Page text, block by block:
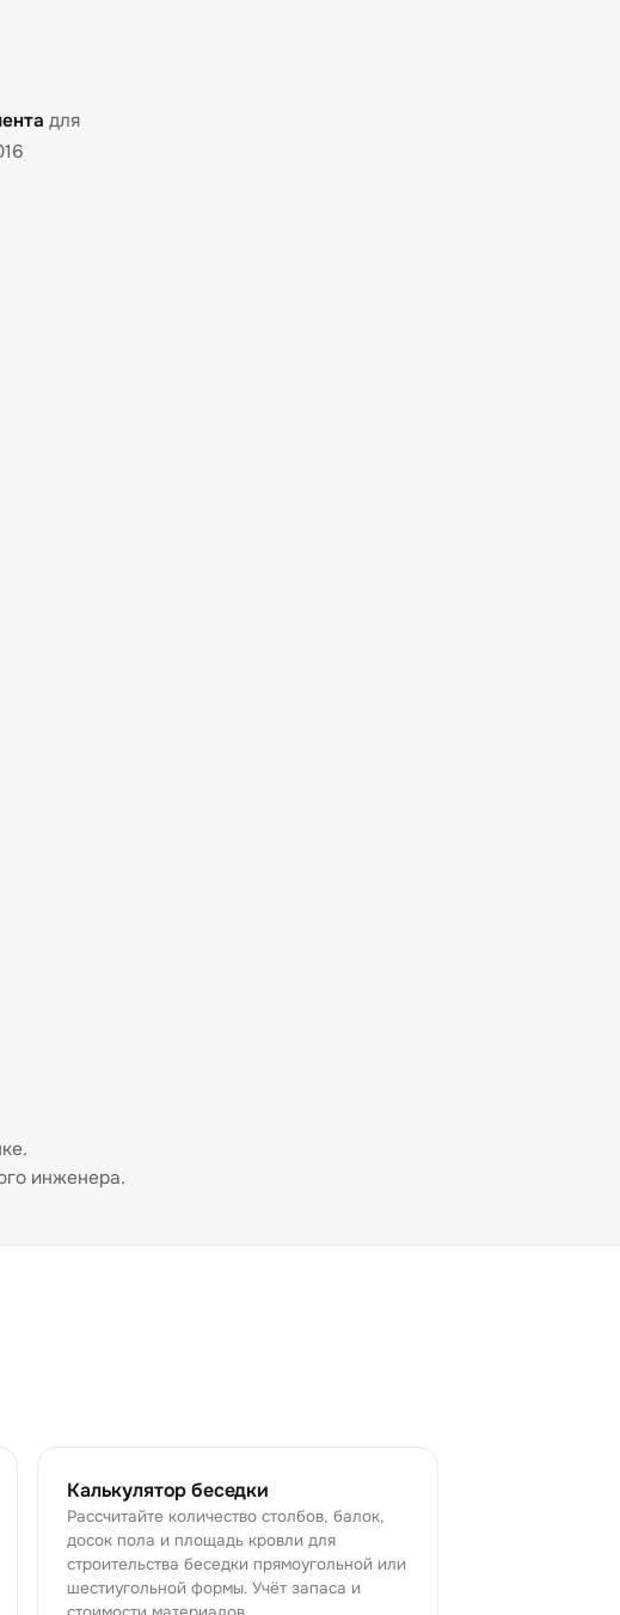
для
инженера.
Калькулятор беседки
Рассчитайте количество столбов, балок,
досок пола и площадь кровли для
строительства беседки прямоугольной или
шестиугольной формы. Учёт запаса и